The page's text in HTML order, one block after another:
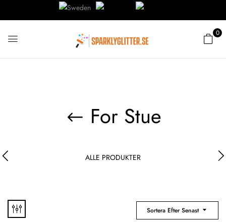
0
For Stue
ALLE PRODUKTER
Sortera Efter Senast